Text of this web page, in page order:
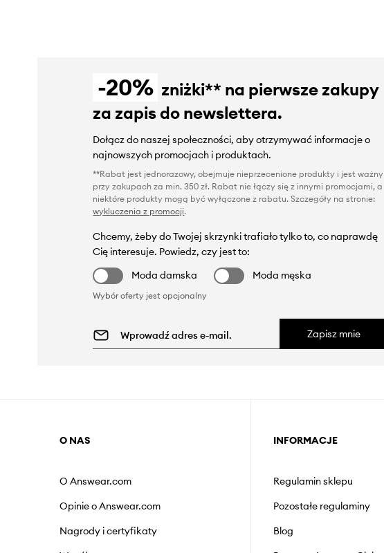
-20% zniżki** na pierwsze zakupy
za zapis do newslettera.
Dołącz do naszej społeczności, aby otrzymywać informacje o
najnowszych promocjach i produktach.
**Rabat jest jednorazowy, obejmuje nieprzecenione produkty i jest ważny
przy zakupach za min. 350 zł. Rabat nie łączy się z innymi promocjami, a
niektóre produkty mogą być wyłączone z rabatu. Szczegóły na stronie:
wykluczenia z promocji.
Chcemy, żeby do Twojej skrzynki trafiało tylko to, co naprawdę
Cię interesuje. Powiedz, czy jest to:
Moda damska
Moda męska
Wybór oferty jest opcjonalny
Zapisz mnie
O NAS
O Answear.com
Opinie o Answear.com
Nagrody i certyfikaty
INFORMACJE
Regulamin sklepu
Pozostałe regulaminy
Blog